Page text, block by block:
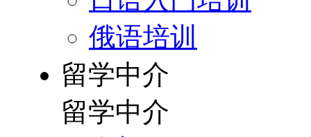
俄语培训
留学中介
留学中介